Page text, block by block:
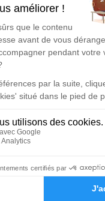
partager
ou exprimer
ou des textes.
dédié à
Jeanne JOUY.
Je